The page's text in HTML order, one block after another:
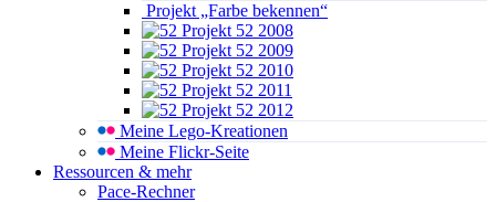
Projekt „Farbe bekennen“
Projekt 52 2008
Projekt 52 2009
Projekt 52 2010
Projekt 52 2011
Projekt 52 2012
Meine Lego-Kreationen
Meine Flickr-Seite
Ressourcen & mehr
Pace-Rechner